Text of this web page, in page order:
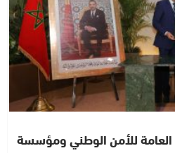
العامة للأمن الوطني ومؤسسة